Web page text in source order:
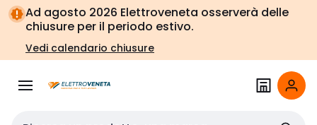
Vai alla
navigazione
Vai
alla
pagina
Ad agosto 2026 Elettroveneta osserverà delle
chiusure per il periodo estivo.
Vedi calendario chiusure